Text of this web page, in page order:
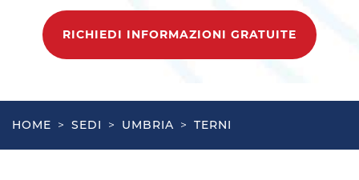
RICHIEDI INFORMAZIONI GRATUITE
HOME > SEDI > UMBRIA > TERNI